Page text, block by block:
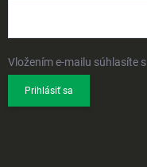
Vložením e-mailu súhlasíte s
Prihlásiť sa